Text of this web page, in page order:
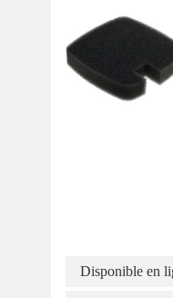
Disponible en